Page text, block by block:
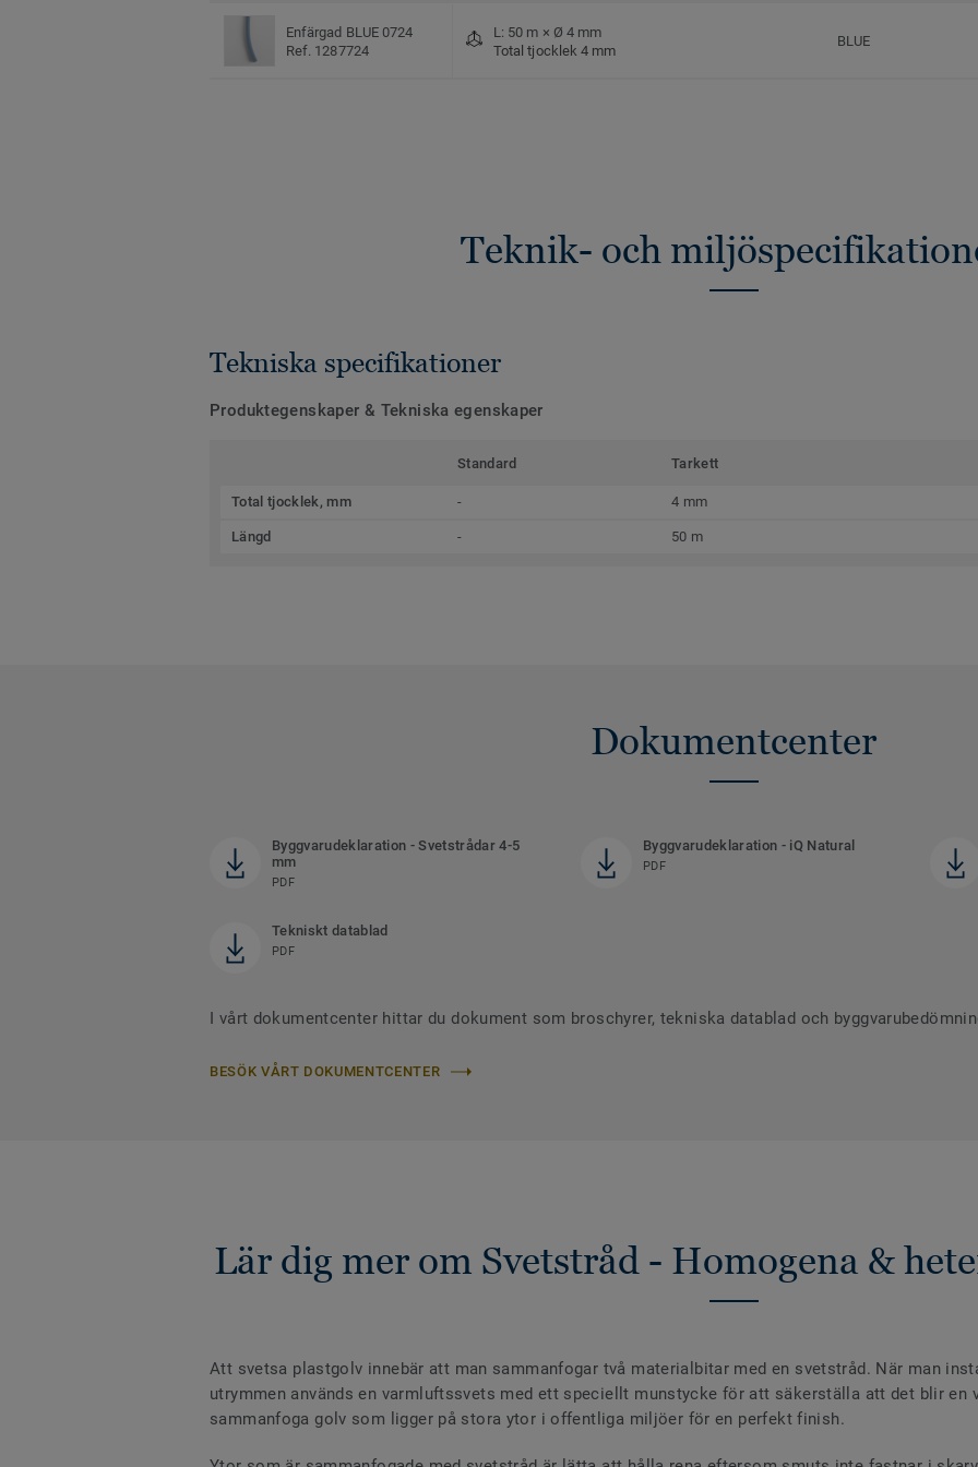
Enfärgad BLUE 0724
Ref. 1287724
L: 50 m × Ø 4 mm
Total tjocklek 4 mm
BLUE
Teknik- och
Tekniska specifikationer
Produktegenskaper & Tekniska egenskaper
Standard Tarkett
Total tjocklek, mm - 4 mm
Längd - 50 m
Dokumentcenter
Byggvarudeklaration - Svetstrådar 4-5
mm
PDF
Byggvarudeklaration - iQ Natural
PDF
Tekniskt datablad
PDF
I vårt dokumentcenter hittar du dokument som broschyrer, tekniska datablad och
BESÖK VÅRT DOKUMENTCENTER
Lär dig mer om Svetstråd - Homogena &
Att svetsa plastgolv innebär att man sammanfogar två materialbitar med en svetstråd. När man
utrymmen används en varmluftssvets med ett speciellt munstycke för att säkerställa att det blir en
sammanfoga golv som ligger på stora ytor i offentliga miljöer för en perfekt finish.